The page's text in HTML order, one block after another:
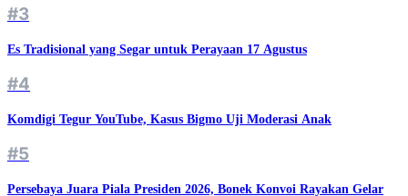
#3
Es Tradisional yang Segar untuk Perayaan 17 Agustus
#4
Komdigi Tegur YouTube, Kasus Bigmo Uji Moderasi Anak
#5
Persebaya Juara Piala Presiden 2026, Bonek Konvoi Rayakan Gelar